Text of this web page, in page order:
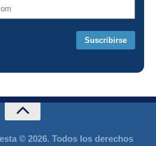
© 2026. Todos los derechos